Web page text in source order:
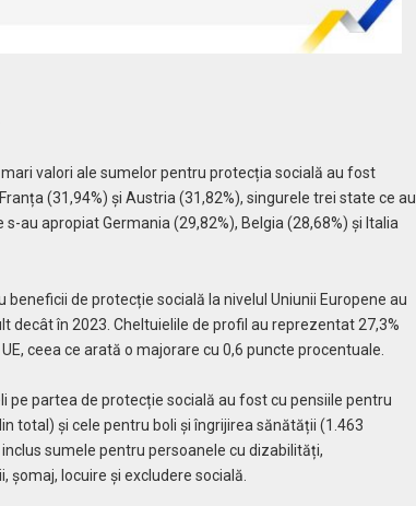
valori ale sumelor pentru protecția socială au fost
(31,94%) și Austria (31,82%), singurele trei state ce au
au apropiat Germania (29,82%), Belgia (28,68%) și Italia
beneficii de protecție socială la nivelul Uniunii Europene au
decât în 2023. Cheltuielile de profil au reprezentat 27,3%
ceea ce arată o majorare cu 0,6 puncte procentuale.
pe partea de protecție socială au fost cu pensiile pentru
total) și cele pentru boli și îngrijirea sănătății (1.463
sumele pentru persoanele cu dizabilități,
locuire și excludere socială.